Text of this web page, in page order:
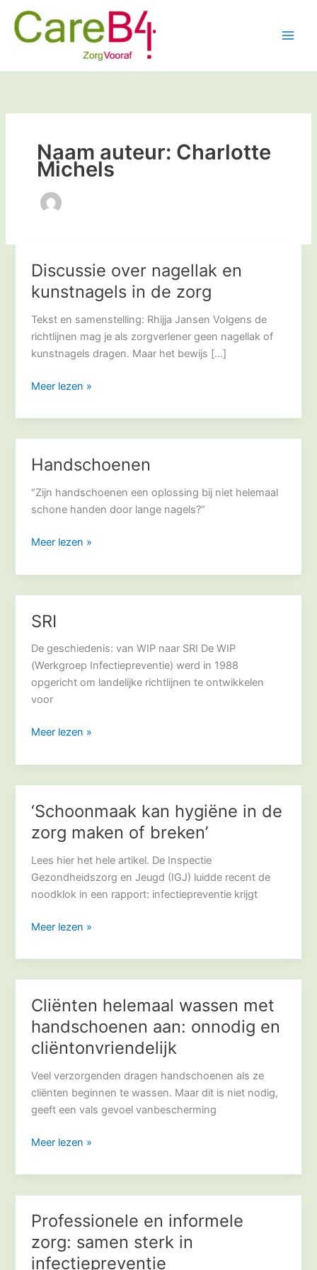
naar
Naam auteur: Charlotte
Michels
Discussie over nagellak en
kunstnagels in de zorg
Tekst en samenstelling: Rhijja Jansen Volgens de
richtlijnen mag je als zorgverlener geen nagellak of
kunstnagels dragen. Maar het bewijs […]
Discussie
over
nagellak
en
kunstnagels
in
zorg
Meer lezen »
Handschoenen
“Zijn handschoenen een oplossing bij niet helemaal
schone handen door lange nagels?”
Handschoenen
Meer lezen »
SRI
De geschiedenis: van WIP naar SRI De WIP
(Werkgroep Infectiepreventie) werd in 1988
opgericht om landelijke richtlijnen te ontwikkelen
voor
SRI
Meer lezen »
‘Schoonmaak kan hygiëne in de
zorg maken of breken’
Lees hier het hele artikel. De Inspectie
Gezondheidszorg en Jeugd (IGJ) luidde recent de
noodklok in een rapport: infectiepreventie krijgt
‘Schoonmaak
hygiëne
in
de
zorg
of
Meer lezen »
Cliënten helemaal wassen met
handschoenen aan: onnodig en
cliëntonvriendelijk
Veel verzorgenden dragen handschoenen als ze
cliënten beginnen te wassen. Maar dit is niet nodig,
geeft een vals gevoel vanbescherming
Cliënten
helemaal
wassen
met
handschoenen
aan:
onnodig
cliëntonvriendelijk
Meer lezen »
Professionele en informele
zorg: samen sterk in
infectiepreventie
Professionele
informele